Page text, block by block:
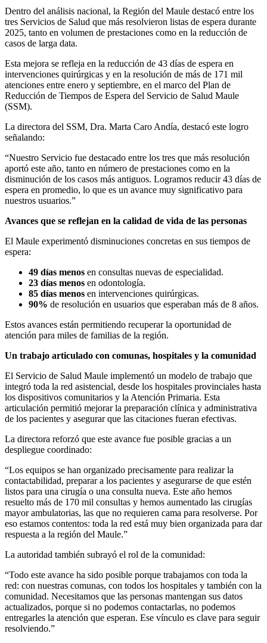
Dentro del análisis nacional, la Región del Maule destacó entre los
tres Servicios de Salud que más resolvieron listas de espera durante
2025, tanto en volumen de prestaciones como en la reducción de
casos de larga data.
Esta mejora se refleja en la reducción de 43 días de espera en
intervenciones quirúrgicas y en la resolución de más de 171 mil
atenciones entre enero y septiembre, en el marco del Plan de
Reducción de Tiempos de Espera del Servicio de Salud Maule
(SSM).
La directora del SSM, Dra. Marta Caro Andía, destacó este logro
señalando:
“Nuestro Servicio fue destacado entre los tres que más resolución
aportó este año, tanto en número de prestaciones como en la
disminución de los casos más antiguos. Logramos reducir 43 días de
espera en promedio, lo que es un avance muy significativo para
nuestros usuarios.”
Avances que se reflejan en la calidad de vida de las personas
El Maule experimentó disminuciones concretas en sus tiempos de
espera:
49 días menos en consultas nuevas de especialidad.
23 días menos en odontología.
85 días menos en intervenciones quirúrgicas.
90% de resolución en usuarios que esperaban más de 8 años.
Estos avances están permitiendo recuperar la oportunidad de
atención para miles de familias de la región.
Un trabajo articulado con comunas, hospitales y la comunidad
El Servicio de Salud Maule implementó un modelo de trabajo que
integró toda la red asistencial, desde los hospitales provinciales hasta
los dispositivos comunitarios y la Atención Primaria. Esta
articulación permitió mejorar la preparación clínica y administrativa
de los pacientes y asegurar que las citaciones fueran efectivas.
La directora reforzó que este avance fue posible gracias a un
despliegue coordinado:
“Los equipos se han organizado precisamente para realizar la
contactabilidad, preparar a los pacientes y asegurarse de que estén
listos para una cirugía o una consulta nueva. Este año hemos
resuelto más de 170 mil consultas y hemos aumentado las cirugías
mayor ambulatorias, las que no requieren cama para resolverse. Por
eso estamos contentos: toda la red está muy bien organizada para dar
respuesta a la región del Maule.”
La autoridad también subrayó el rol de la comunidad:
“Todo este avance ha sido posible porque trabajamos con toda la
red: con nuestras comunas, con todos los hospitales y también con la
comunidad. Necesitamos que las personas mantengan sus datos
actualizados, porque si no podemos contactarlas, no podemos
entregarles la atención que esperan. Ese vínculo es clave para seguir
resolviendo.”